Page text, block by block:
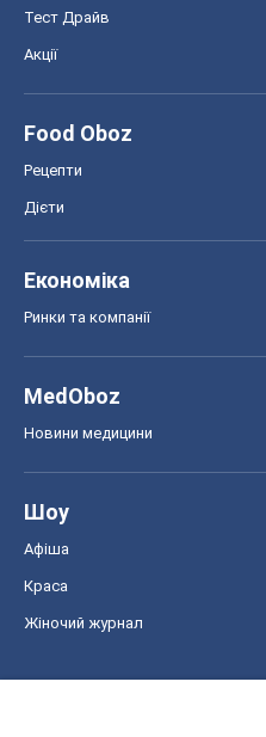
Тест Драйв
Акції
Food Oboz
Рецепти
Дієти
Економіка
Ринки та компанії
MedOboz
Новини медицини
Шоу
Афіша
Краса
Жіночий журнал